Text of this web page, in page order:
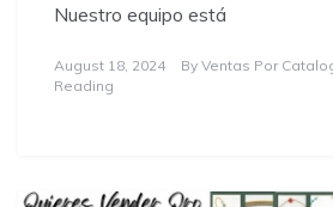
Nuestro equipo está
August 18, 2024 By Ventas Por
Reading